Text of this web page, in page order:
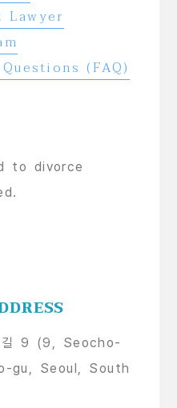
(FAQ)
to divorce
길 9 (9, Seocho-
gu, Seoul, South